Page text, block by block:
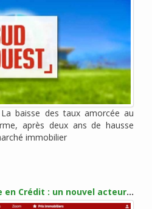
La baisse des taux amorcée au
après deux ans de hausse
immobilier
Fédération du Courtage en Crédit : un nouvel acteur pour promouvoir les métiers du courtage